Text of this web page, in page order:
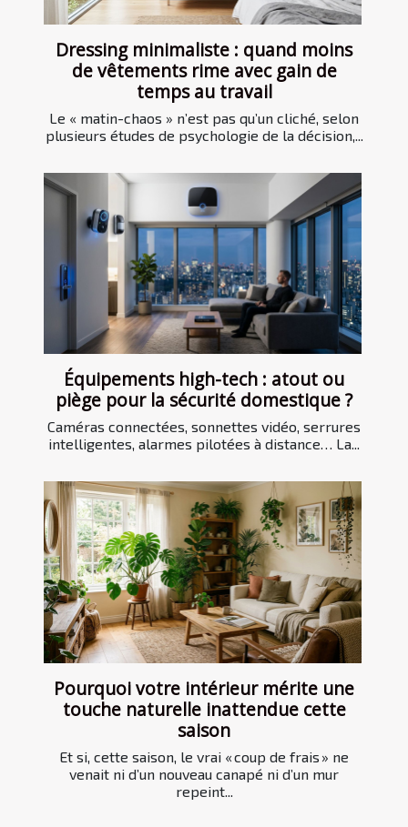
Dressing minimaliste : quand moins
de vêtements rime avec gain de
temps au travail
Le « matin-chaos » n’est pas qu’un cliché, selon
plusieurs études de psychologie de la décision,...
Équipements high-tech : atout ou
piège pour la sécurité domestique ?
Caméras connectées, sonnettes vidéo, serrures
intelligentes, alarmes pilotées à distance… La...
Pourquoi votre intérieur mérite une
touche naturelle inattendue cette
saison
Et si, cette saison, le vrai « coup de frais » ne
venait ni d’un nouveau canapé ni d’un mur
repeint...